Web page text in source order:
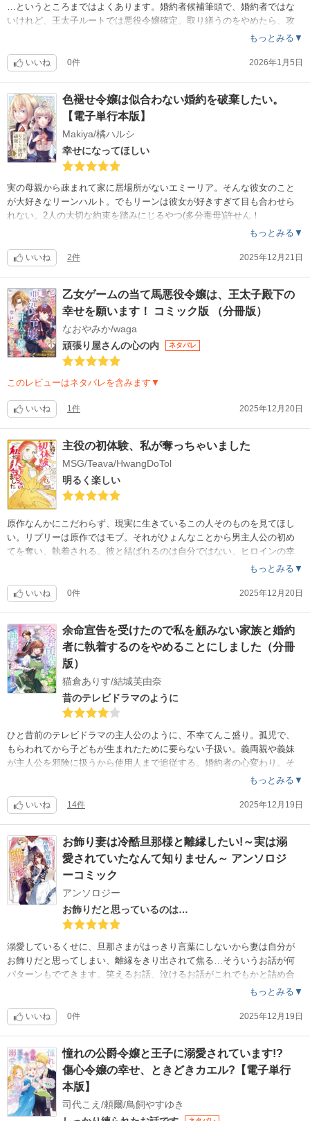
…というところまではよくあります。婚約者候補筆頭で、婚約者ではな
いけれど、王太子ルートでは悪役令嬢確定。取り繕うのをやめたら、攻
略対象者の興味を引いてしまう、まあ当然そうなる。それと、聖剣が出
もっとみる▼
いいね 0件 2026年1月5日
色褪せ令嬢は似合わない婚約を破棄したい。
【電子単行本版】
Makiya/橘ハルシ
幸せになってほしい
実の母親から疎まれて家に居場所がないエミーリア。そんな彼女のこと
が大好きなリーンハルト。でもリーンは彼女が好きすぎて目も合わせら
れない。2人の大切な約束を踏みにじるやつ(多分毒母)許せん！
もっとみる▼
いいね 2件 2025年12月21日
乙女ゲームの当て馬悪役令嬢は、王太子殿下の
幸せを願います！ コミック版 （分冊版）
なおやみか/waga
頑張り屋さんの心の内
ネタバレ
このレビューはネタバレを含みます▼
いいね 1件 2025年12月20日
主役の初体験、私が奪っちゃいました
MSG/Teava/HwangDoTol
明るく楽しい
原作なんかにこだわらず、現実に生きているこの人そのものを見てほし
い。リプリーは原作ではモブ。それがひょんなことから男主人公の初め
てを奪い、執着される。彼と結ばれるのは自分ではない、ヒロインの幸
せを奪ってはいけない。そんなことを考え、嫌われるためにいろいろ画
あらすじを書くと重いお話っぽいけどリプリーがとても明るくかわいい
もっとみる▼
いいね 0件 2025年12月20日
余命宣告を受けたので私を顧みない家族と婚約
者に執着するのをやめることにしました（分冊
版）
猫倉ありす/結城芙由奈
昔のテレビドラマのように
ひと昔前のテレビドラマの主人公のように、不幸てんこ盛り。孤児で、
もらわれてから子どもが生まれたために要らない子扱い。義両親や義妹
が主人公を邪険に扱うから使用人まで追従する。婚約者の心変わり。そ
してトドメの不治の病。やっと真実を知った婚約者が主人公の味方にな
し、昔親切にしてくれた御者のカイが登場しそうだし、なぜか奪われな
もっとみる▼
いいね 14件 2025年12月19日
お飾り妻は冷酷旦那様と離縁したい!～実は溺
愛されていたなんて知りません～ アンソロジ
ーコミック
アンソロジー
お飾りだと思っているのは…
溺愛しているくせに、旦那さまがはっきり言葉にしないから妻は自分が
お飾りだと思ってしまい、離縁をきり出されて焦る…そういうお話が何
パターンもでてきます。笑えるお話、泣けるお話がこれでもかと詰め合
わさってます。絵のレベルも高く飽きさせません。お勧めです。もっとみる▼
いいね 0件 2025年12月19日
憧れの公爵令嬢と王子に溺愛されています!?
傷心令嬢の幸せ、ときどきカエル?【電子単行
本版】
司代こえ/頼爾/鳥飼やすゆき